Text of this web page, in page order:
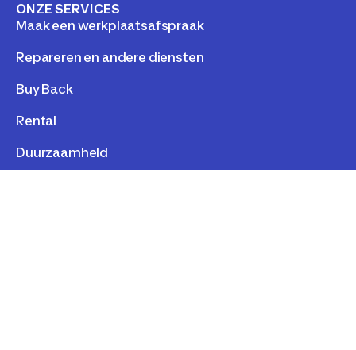
ONZE SERVICES
Maak een werkplaatsafspraak
Repareren en andere diensten
Buy Back
Rental
Duurzaamheld